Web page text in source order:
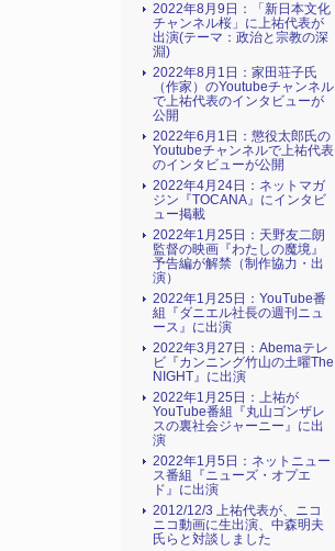
2022年8月9日：「新日本文化
チャンネル桜」に上祐代表が
出演(テーマ：政治と宗教の深
淵)
2022年8月1日：家田荘子氏
（作家）のYoutubeチャンネル
で上祐代表のインタビューが
公開
2022年6月1日：懲役太郎氏の
Youtubeチャンネルで上祐代表
のインタビューが公開
2022年4月24日：ネットマガ
ジン『TOCANA』にインタビ
ュー掲載
2022年1月25日：天野友二朗
監督の映画『わたしの魔境』
予告編が解禁（制作協力・出
演）
2022年1月25日：YouTube番
組『ダニエル社長の週刊ニュ
ース』に出演
2022年3月27日：Abemaテレ
ビ『カンニング竹山の土曜The
NIGHT』に出演
2022年1月25日：上祐が
YouTube番組『丸山ゴンザレ
スの裏社会ジャーニー』に出
演
2022年1月5日：ネットニュー
ス番組『ニューズ・オプエ
ド』に出演
2012/12/3 上祐代表が、ニコ
ニコ動画に生出演、中森明夫
氏らと対談しました